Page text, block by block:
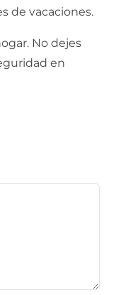
de vacaciones.
No dejes
en